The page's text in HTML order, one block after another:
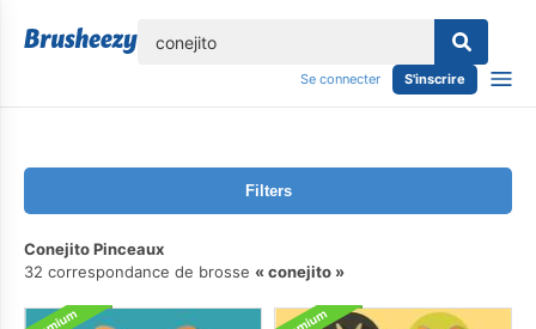
Se connecter S'inscrire
Filters
Conejito Pinceaux
32 correspondance de brosse
conejito